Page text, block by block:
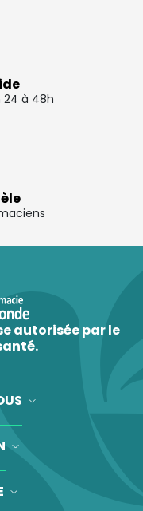
24 à 48h
autorisée par le